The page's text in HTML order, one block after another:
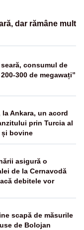
dar rămâne mult
consumul de
300 de megawați”
la Ankara, un acord
prin Turcia al
și bovine
asigură o
de la Cernavodă
debitele vor
scapă de măsurile
de Bolojan